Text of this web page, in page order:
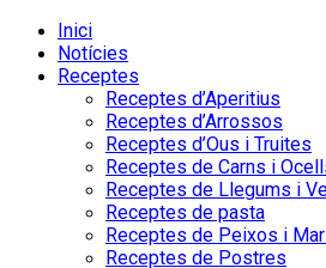
Inici
Notícies
Receptes
Receptes d’Aperitius
Receptes d’Arrossos
Receptes d’Ous i Truites
Receptes de Carns i
Receptes de Llegums i
Receptes de pasta
Receptes de Peixos i
Receptes de Postres